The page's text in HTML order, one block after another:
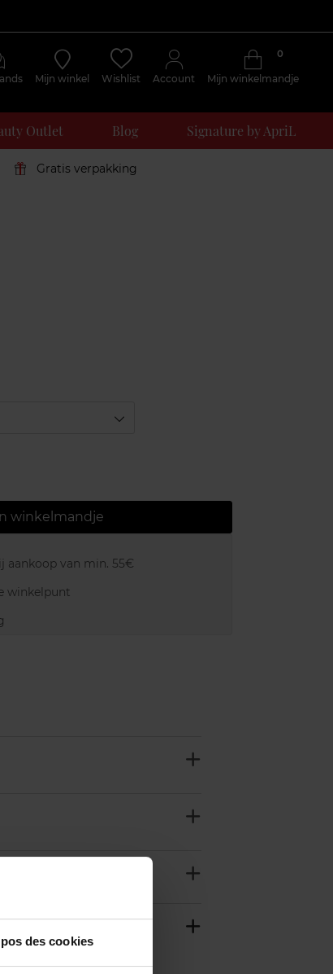
des cookies
Mijn winkel Wishlist Account Mijn winkelmandje
0
Outlet Blog Signature by ApriL
Gratis verpakking
winkelmandje
aankoop van min. 55€
winkelpunt